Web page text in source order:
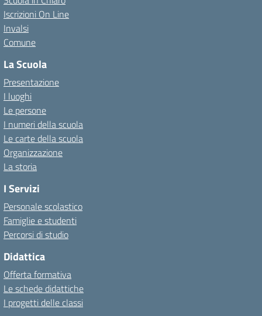
Iscrizioni On Line
Invalsi
Comune
La Scuola
Presentazione
I luoghi
Le persone
I numeri della scuola
Le carte della scuola
Organizzazione
La storia
I Servizi
Personale scolastico
Famiglie e studenti
Percorsi di studio
Didattica
Offerta formativa
Le schede didattiche
I progetti delle classi